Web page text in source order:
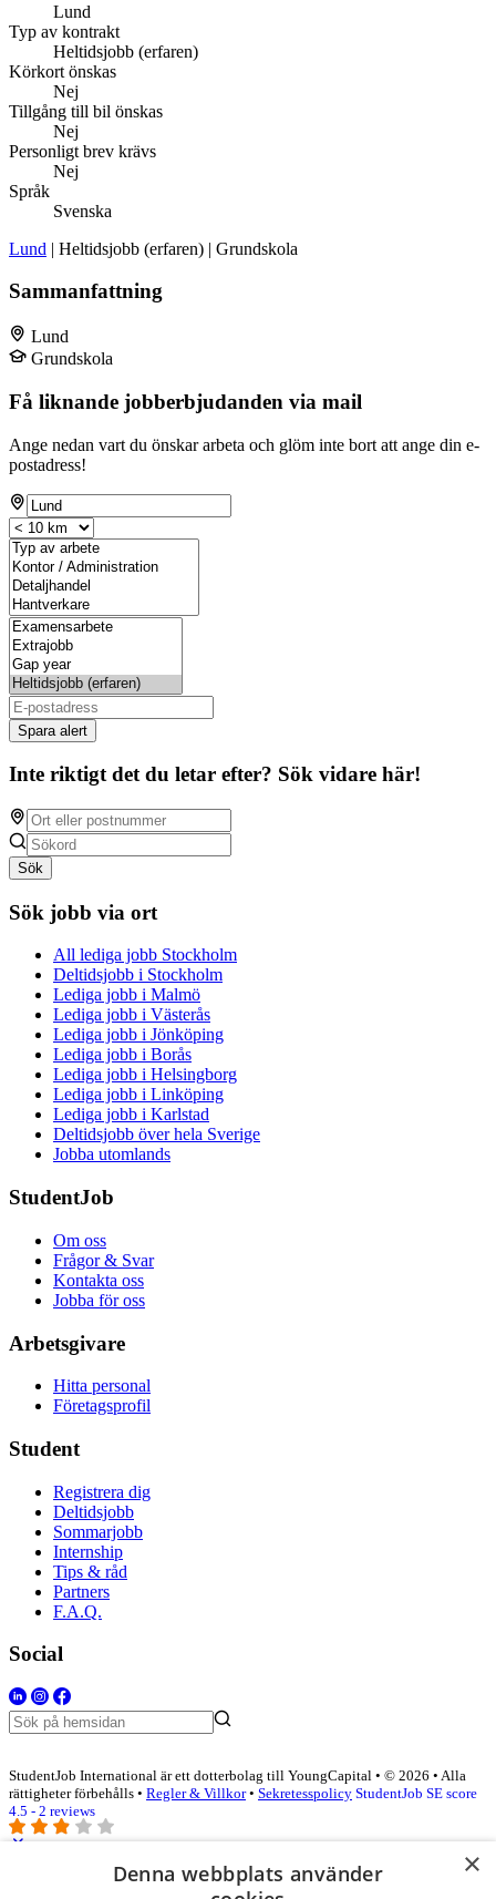
Lund
Typ av kontrakt
Heltidsjobb (erfaren)
Körkort önskas
Nej
Tillgång till bil önskas
Nej
Personligt brev krävs
Nej
Språk
Svenska
Lund | Heltidsjobb (erfaren) | Grundskola
Sammanfattning
Lund
Grundskola
Få liknande jobberbjudanden via mail
Ange nedan vart du önskar arbeta och glöm inte bort att ange din e-
postadress!
Spara alert
Inte riktigt det du letar efter? Sök vidare här!
Sök
Sök jobb via ort
All lediga jobb Stockholm
Deltidsjobb i Stockholm
Lediga jobb i Malmö
Lediga jobb i Västerås
Lediga jobb i Jönköping
Lediga jobb i Borås
Lediga jobb i Helsingborg
Lediga jobb i Linköping
Lediga jobb i Karlstad
Deltidsjobb över hela Sverige
Jobba utomlands
StudentJob
Om oss
Frågor & Svar
Kontakta oss
Jobba för oss
Arbetsgivare
Hitta personal
Företagsprofil
Student
Registrera dig
Deltidsjobb
Sommarjobb
Internship
Tips & råd
Partners
F.A.Q.
Social
StudentJob International är ett dotterbolag till YoungCapital • © 2026 • Alla
rättigheter förbehålls • Regler & Villkor• Sekretesspolicy StudentJob SE score
4.5 - 2 reviews
Logga in som företag
×
Denna webbplats använder